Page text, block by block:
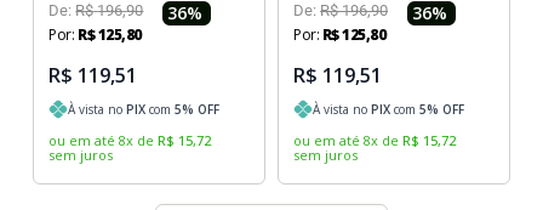
De:R$ 196,90 36%
Por: R$125,80
R$ 119,51
À vista noPIX com5% OFF
ou em até 8x de R$ 15,72
sem juros
De: R$ 196,90 36%
Por: R$125,80
R$ 119,51
À vista no PIX com 5% OFF
ou em até 8x de R$ 15,72
sem juros